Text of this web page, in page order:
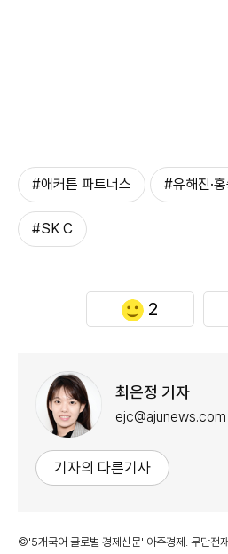
#애커튼 파트너스 #유해진·
#SK C
2
최은정 기자
ejc@ajunews.com
기자의 다른기사
©'5개국어 글로벌 경제신문' 아주경제. 무단전재